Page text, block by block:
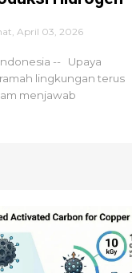
April 03, 2026
-- Upaya
lingkungan terus
menjawab